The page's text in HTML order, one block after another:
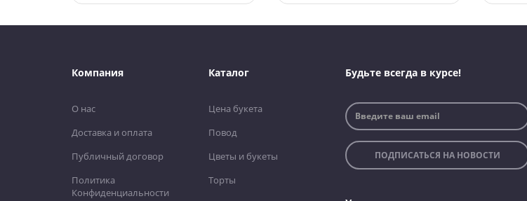
Компания
О нас
Доставка и оплата
Публичный договор
Политика
Конфиденциальности
Каталог
Цена букета
Повод
Цветы и букеты
Торты
Будьте всегда в курсе!
ПОДПИСАТЬСЯ НА НОВОСТИ